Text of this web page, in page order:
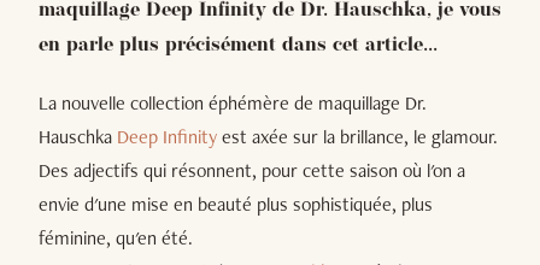
maquillage Deep Infinity de Dr. Hauschka, je vous
en parle plus précisément dans cet article...
La nouvelle collection éphémère de maquillage Dr.
Hauschka Deep Infinityest axée sur la brillance, le glamour.
Des adjectifs qui résonnent, pour cette saison où l'on a
envie d'une mise en beauté plus sophistiquée, plus
féminine, qu'en été.